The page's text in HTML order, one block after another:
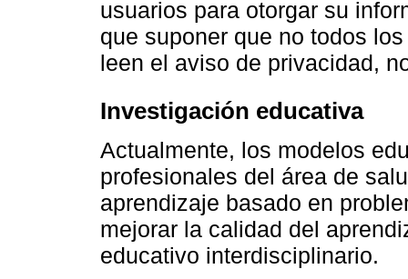
usuarios para otorgar su
que suponer que no todos
leen el aviso de privacidad,
Investigación educativa
Actualmente, los modelos
profesionales del área de
aprendizaje basado en
mejorar la calidad del
educativo interdisciplinario.